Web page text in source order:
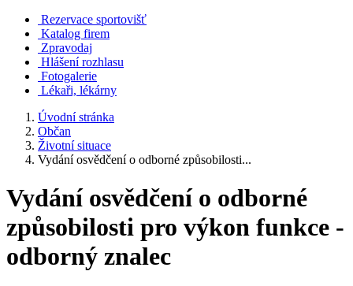
Rezervace sportovišť
Katalog firem
Zpravodaj
Hlášení rozhlasu
Fotogalerie
Lékaři, lékárny
Úvodní stránka
Občan
Životní situace
Vydání osvědčení o odborné způsobilosti...
Vydání osvědčení o odborné
způsobilosti pro výkon funkce -
odborný znalec